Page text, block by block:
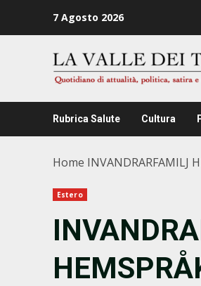
7 Agosto 2026
Rubrica Salute Cultura
Home INVANDRARFAMILJ
Estero